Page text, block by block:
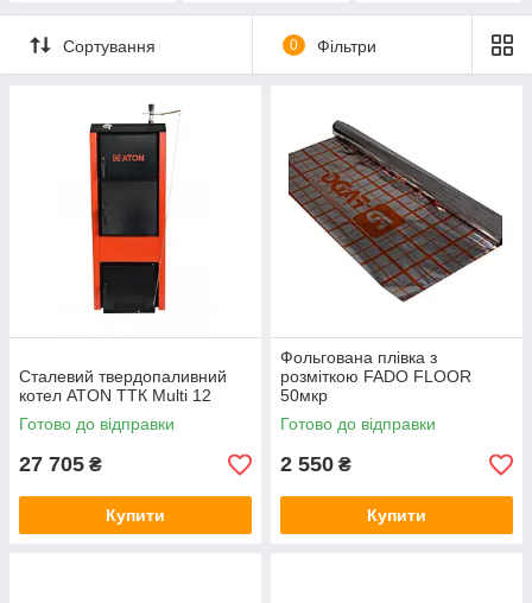
Сортування 0 Фільтри
Сталевий твердопаливний
котел ATON ТТК Multi 12
Готово до відправки
27 705 ₴
Купити
Фольгована плівка з
розміткою FADO FLOOR
50мкр
Готово до відправки
2 550 ₴
Купити